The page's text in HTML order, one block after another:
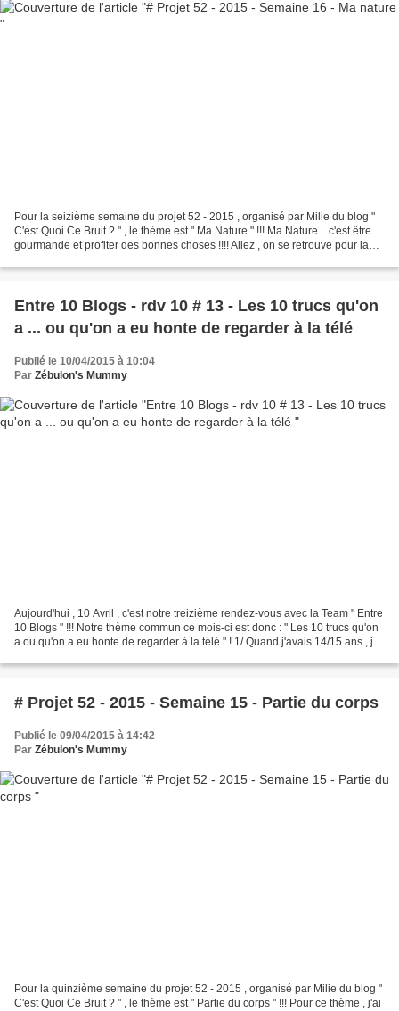
Pour la seizième semaine du projet 52 - 2015 , organisé par Milie du blog "
C'est Quoi Ce Bruit ? " , le thème est " Ma Nature " !!! Ma Nature ...c'est être
gourmande et profiter des bonnes choses !!!! Allez , on se retrouve pour la
Entre 10 Blogs - rdv 10 # 13 - Les 10 trucs qu'on
a ... ou qu'on a eu honte de regarder à la télé
Publié le 10/04/2015 à 10:04
Par Zébulon's Mummy
Aujourd'hui , 10 Avril , c'est notre treizième rendez-vous avec la Team " Entre
10 Blogs " !!! Notre thème commun ce mois-ci est donc : " Les 10 trucs qu'on
a ou qu'on a eu honte de regarder à la télé " ! 1/ Quand j'avais 14/15 ans , je
# Projet 52 - 2015 - Semaine 15 - Partie du corps
Publié le 09/04/2015 à 14:42
Par Zébulon's Mummy
Pour la quinzième semaine du projet 52 - 2015 , organisé par Milie du blog "
C'est Quoi Ce Bruit ? " , le thème est " Partie du corps " !!! Pour ce thème , j'ai